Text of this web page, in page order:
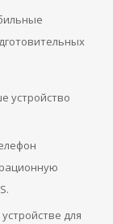
устройство
для